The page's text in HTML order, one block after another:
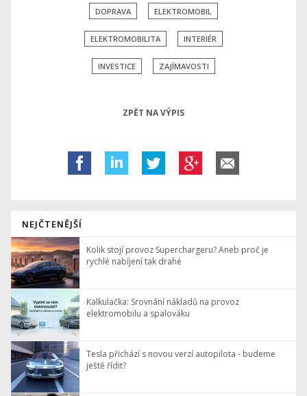
DOPRAVA ELEKTROMOBIL
ELEKTROMOBILITA INTERIÉR
INVESTICE ZAJÍMAVOSTI
ZPĚT NA VÝPIS
NEJČTENĚJŠÍ
Kolik stojí provoz Superchargeru? Aneb proč je
rychlé nabíjení tak drahé
Kalkulačka: Srovnání nákladů na provoz
elektromobilu a spalováku
Tesla přichází s novou verzí autopilota - budeme
ještě řídit?